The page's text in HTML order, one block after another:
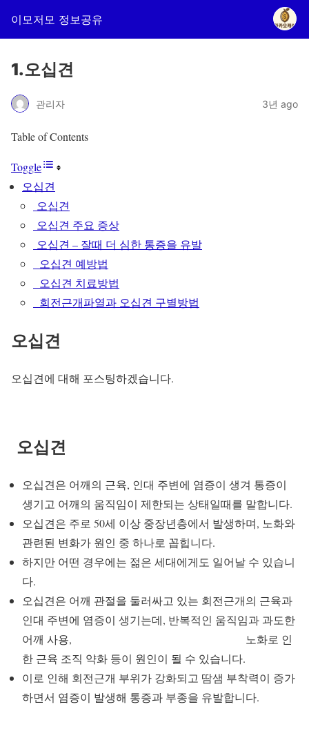
이모저모 정보공유
1.오십견
관리자 3년 ago
Table of Contents
Toggle
오십견
오십견
오십견 주요 증상
오십견 – 잘때 더 심한 통증을 유발
오십견 예방법
오십견 치료방법
회전근개파열과 오십견 구별방법
오십견
오십견에 대해 포스팅하겠습니다.
오십견
오십견은 어깨의 근육, 인대 주변에 염증이 생겨 통증이
생기고 어깨의 움직임이 제한되는 상태일때를 말합니다.
오십견은 주로 50세 이상 중장년층에서 발생하며, 노화와
관련된 변화가 원인 중 하나로 꼽힙니다.
하지만 어떤 경우에는 젊은 세대에게도 일어날 수 있습니
다.
오십견은 어깨 관절을 둘러싸고 있는 회전근개의 근육과
인대 주변에 염증이 생기는데, 반복적인 움직임과 과도한
어깨 사용, 노화로 인
한 근육 조직 약화 등이 원인이 될 수 있습니다.
이로 인해 회전근개 부위가 강화되고 땀샘 부착력이 증가
하면서 염증이 발생해 통증과 부종을 유발합니다.